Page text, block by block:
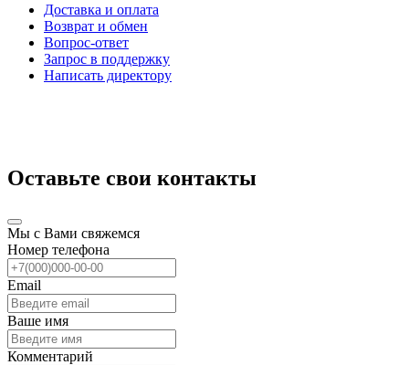
Доставка и оплата
Возврат и обмен
Вопрос-ответ
Запрос в поддержку
Написать директору
Оставьте свои контакты
Мы с Вами свяжемся
Номер телефона
Email
Ваше имя
Комментарий